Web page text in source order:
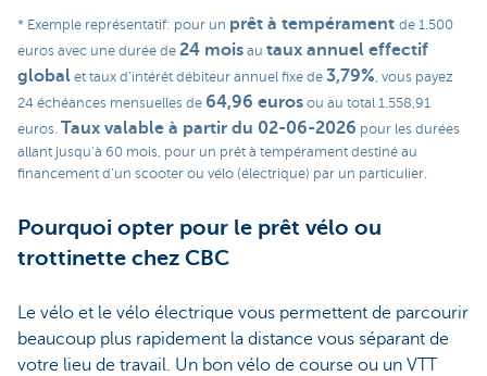
* Exemple représentatif: pour un prêt à tempérament de 1.500
euros avec une durée de 24 mois au taux annuel effectif
global et taux d’intérêt débiteur annuel fixe de 3,79%, vous payez
24 échéances mensuelles de 64,96 euros ou au total 1.558,91
euros. Taux valable à partir du 02-06-2026 pour les durées
allant jusqu'à 60 mois, pour un prêt à tempérament destiné au
financement d’un scooter ou vélo (électrique) par un particulier.
Pourquoi opter pour le prêt vélo ou
trottinette chez CBC
Le vélo et le vélo électrique vous permettent de parcourir
beaucoup plus rapidement la distance vous séparant de
votre lieu de travail. Un bon vélo de course ou un VTT